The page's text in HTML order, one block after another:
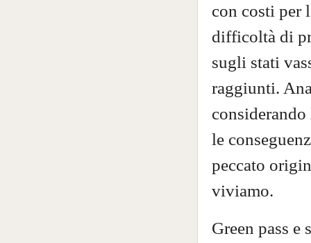
con costi per
difficoltà di
sugli stati
raggiunti.
le
peccato
viviamo.
Green pass